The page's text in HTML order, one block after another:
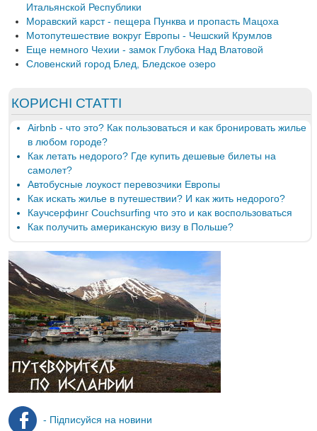
Итальянской Республики
Моравский карст - пещера Пунква и пропасть Мацоха
Мотопутешествие вокруг Европы - Чешский Крумлов
Еще немного Чехии - замок Глубока Над Влатовой
Словенский город Блед, Бледское озеро
КОРИСНІ СТАТТІ
Airbnb - что это? Как пользоваться и как бронировать жилье
в любом городе?
Как летать недорого? Где купить дешевые билеты на
самолет?
Автобусные лоукост перевозчики Европы
Как искать жилье в путешествии? И как жить недорого?
Каучсерфинг Couchsurfing что это и как воспользоваться
Как получить американскую визу в Польше?
- Підписуйся на новини